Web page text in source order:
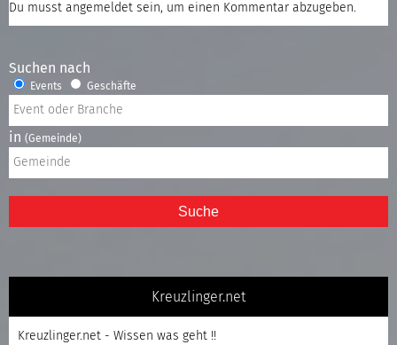
Du musst angemeldet sein, um einen Kommentar abzugeben.
Suchen nach
Events Geschäfte
in (Gemeinde)
Suche
Kreuzlinger.net
Kreuzlinger.net - Wissen was geht !!